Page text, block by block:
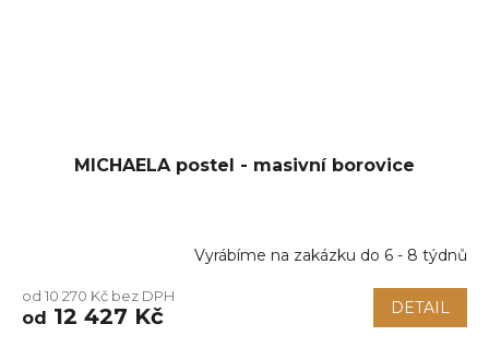
MICHAELA postel - masivní borovice
Vyrábíme na zakázku do 6 - 8 týdnů
od 10 270 Kč bez DPH
od 12 427 Kč DETAIL